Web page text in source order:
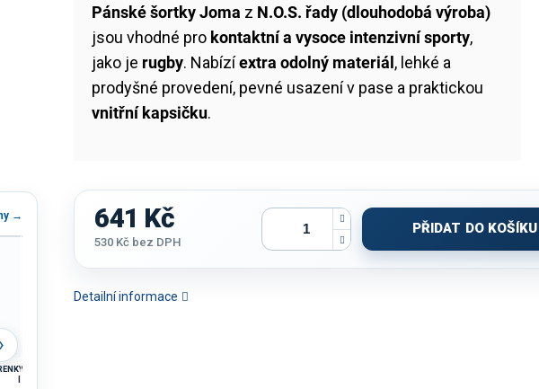
→
JOMA GLASGOW II
›
Pánské šortky Joma z N.O.S. řady (dlouhodobá výroba)
jsou vhodné pro kontaktní a vysoce intenzivní sporty,
jako je rugby. Nabízíextra odolný materiál, lehké a
prodyšné provedení, pevné usazení v pase a praktickou
vnitřní kapsičku.
Detailní informace
641 Kč
530 Kč bez DPH
PŘIDAT DO KOŠÍKU